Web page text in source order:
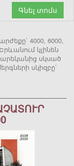
Գնել տոմս
4000, 6000,
կլինեն
սկսած
սկիզբը՝